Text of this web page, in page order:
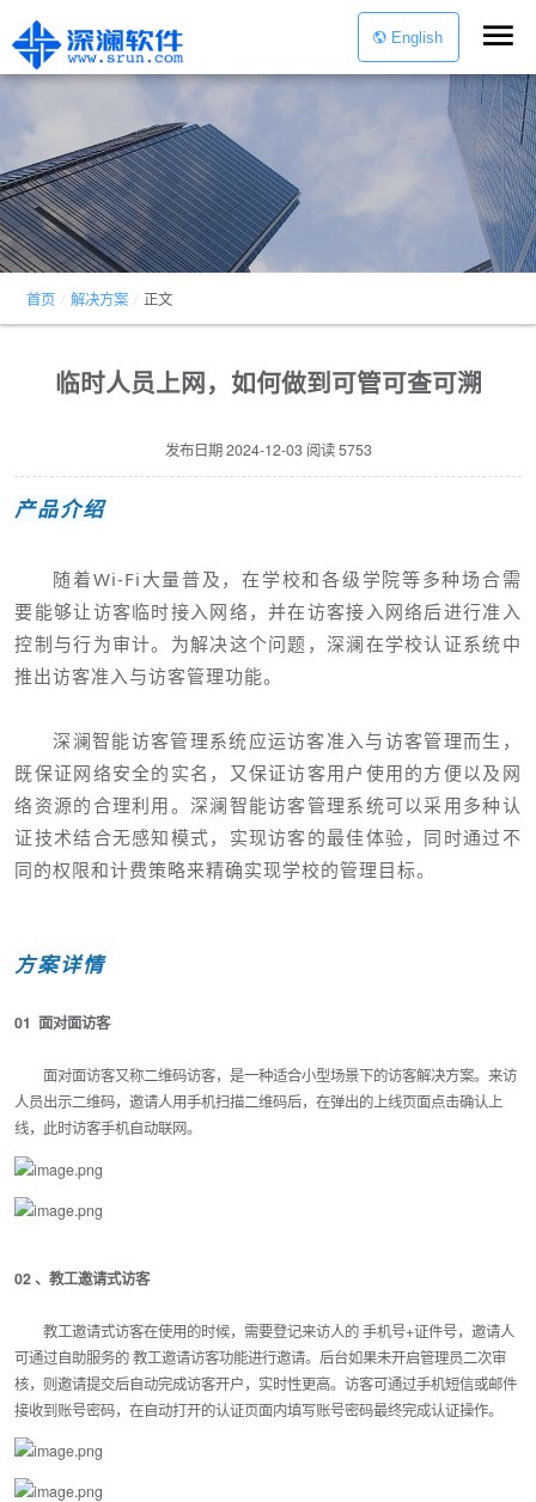
English
首页 解决方案 正文
临时人员上网，如何做到可管可查可溯
发布日期2024-12-03 阅读5753
产品介绍
随着Wi-Fi大量普及，在学校和各级学院等多种场合需
要能够让访客临时接入网络，并在访客接入网络后进行准入
控制与行为审计。为解决这个问题，深澜在学校认证系统中
推出访客准入与访客管理功能。
深澜智能访客管理系统应运访客准入与访客管理而生，
既保证网络安全的实名，又保证访客用户使用的方便以及网
络资源的合理利用。深澜智能访客管理系统可以采用多种认
证技术结合无感知模式，实现访客的最佳体验，同时通过不
同的权限和计费策略来精确实现学校的管理目标。
方案详情
01 面对面访客
面对面访客又称二维码访客，是一种适合小型场景下的访客解决方案。来访
人员出示二维码，邀请人用手机扫描二维码后，在弹出的上线页面点击确认上
线，此时访客手机自动联网。
02 、教工邀请式访客
教工邀请式访客在使用的时候，需要登记来访人的 手机号+证件号，邀请人
可通过自助服务的 教工邀请访客功能进行邀请。后台如果未开启管理员二次审
核，则邀请提交后自动完成访客开户，实时性更高。访客可通过手机短信或邮件
接收到账号密码，在自动打开的认证页面内填写账号密码最终完成认证操作。